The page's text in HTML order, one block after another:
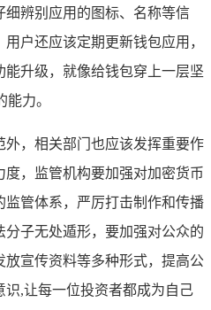
辨别应用的图标、名称等信
户还应该定期更新钱包应用，
升级，就像给钱包穿上一层坚
力。
外，相关部门也应该发挥重要作
，监管机构要加强对加密货币
管体系，严厉打击制作和传播
子无处遁形，要加强对公众的
宣传资料等多种形式，提高公
,让每一位投资者都成为自己